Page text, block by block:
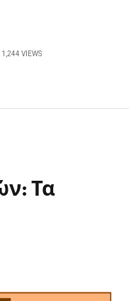
1,244 VIEWS
Τα